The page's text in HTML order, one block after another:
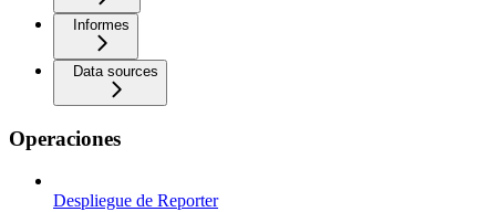
Informes
Data sources
Operaciones
Despliegue de Reporter